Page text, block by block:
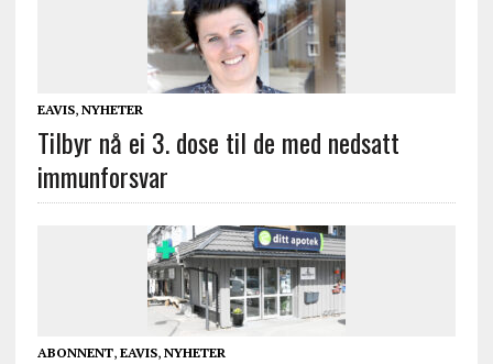
EAVIS, NYHETER
Tilbyr nå ei 3. dose til de med nedsatt
immunforsvar
ABONNENT, EAVIS, NYHETER